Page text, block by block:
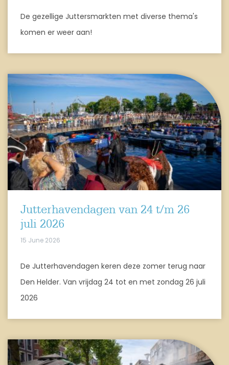
De gezellige Juttersmarkten met diverse thema's
komen er weer aan!
Jutterhavendagen van 24 t/m 26
juli 2026
15 June 2026
De Jutterhavendagen keren deze zomer terug naar
Den Helder. Van vrijdag 24 tot en met zondag 26 juli
2026